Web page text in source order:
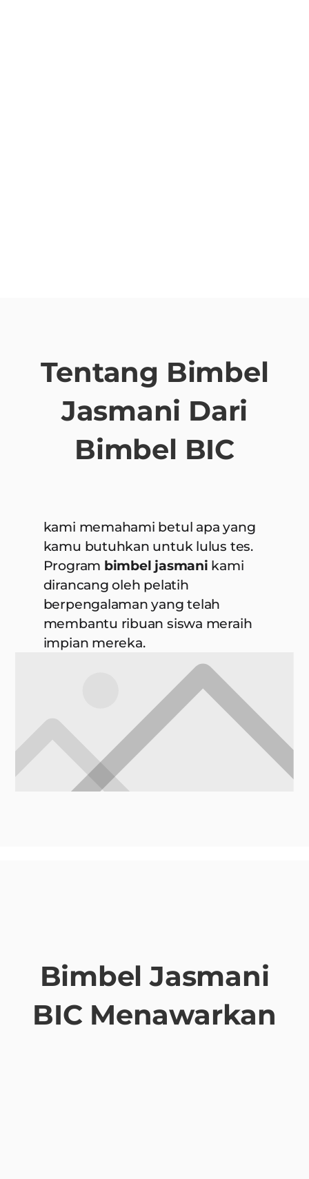
Tentang Bimbel
Jasmani Dari
Bimbel BIC
kami memahami betul apa yang
kamu butuhkan untuk lulus tes.
Program bimbel jasmani kami
dirancang oleh pelatih
berpengalaman yang telah
membantu ribuan siswa meraih
impian mereka.
Bimbel Jasmani
BIC Menawarkan